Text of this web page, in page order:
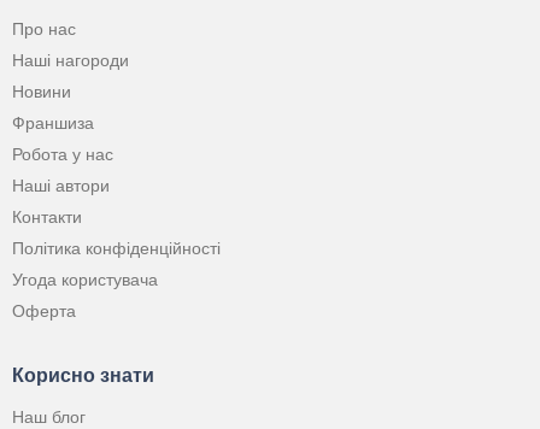
Про нас
Наші нагороди
Новини
Франшиза
Робота у нас
Наші автори
Контакти
Політика конфіденційності
Угода користувача
Оферта
Корисно знати
Наш блог